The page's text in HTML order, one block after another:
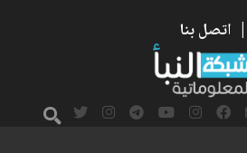
| اتصل بنا